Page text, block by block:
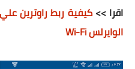
اقرا >> كيفية ربط راوترين
الوايرلس Wi-Fi